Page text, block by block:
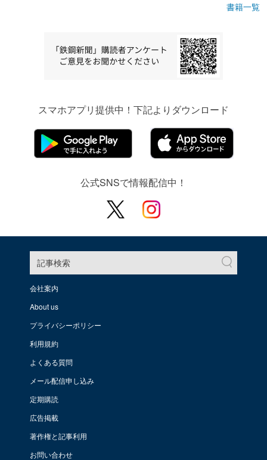
書籍一覧
スマホアプリ提供中！下記よりダウンロード
公式SNSで情報配信中！
記事検索
会社案内
About us
プライバシーポリシー
利用規約
よくある質問
メール配信申し込み
定期購読
広告掲載
著作権と記事利用
お問い合わせ